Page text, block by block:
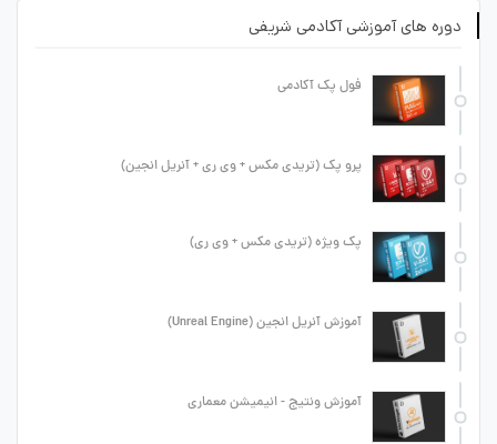
دوره های آموزشی آکادمی شریفی
فول پک آکادمی
پرو پک (تریدی مکس + وی ری + آنریل انجین)
پک ویژه (تریدی مکس + وی ری)
آموزش آنریل انجین (Unreal Engine)
آموزش ونتیج - انیمیشن معماری